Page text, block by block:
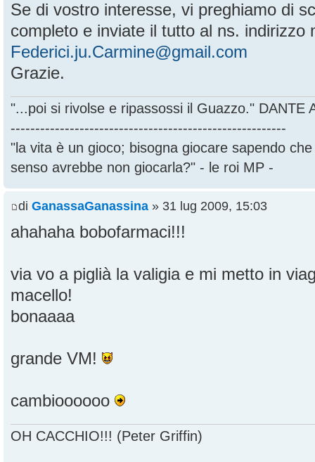
Se di vostro interesse, vi preghiamo di
completo e inviate il tutto al ns. indirizzo
Federici.ju.Carmine@gmail.com
Grazie.
"...poi si rivolse e ripassossi il Guazzo." DANTE
--------------------------------------------------------
"la vita è un gioco; bisogna giocare sapendo
senso avrebbe non giocarla?" - le roi MP -
di GanassaGanassina » 31 lug 2009, 15:03
ahahaha bobofarmaci!!!
via vo a piglià la valigia e mi metto in
macello!
bonaaaa
grande VM!
cambioooooo
OH CACCHIO!!! (Peter Griffin)